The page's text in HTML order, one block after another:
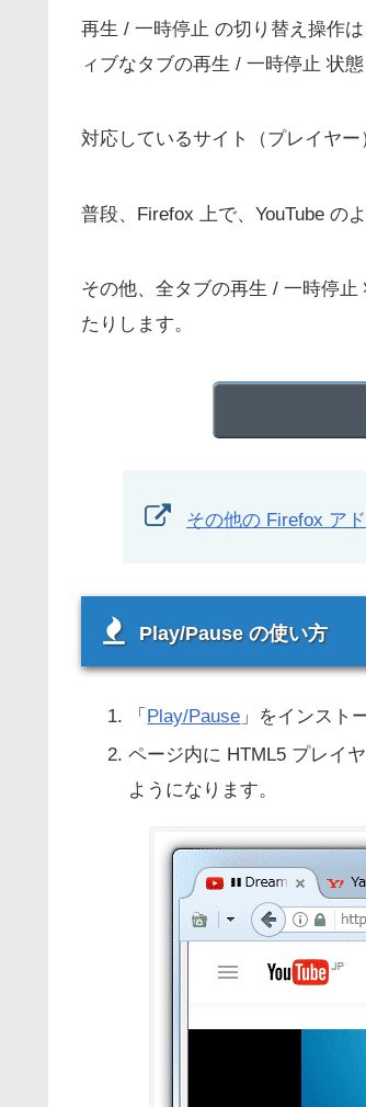
再生 / 一時停止 の切り替え操作
ィブなタブの再生 / 一時停止 状
対応しているサイト（プレイヤー
普段、Firefox 上で、YouTube の
その他、全タブの再生 / 一時停
たりします。
その他の Firefox ア
Play/Pause の使い方
「 Play/Pause 」をインスト
ページ内に HTML5 プレイ
ようになります。